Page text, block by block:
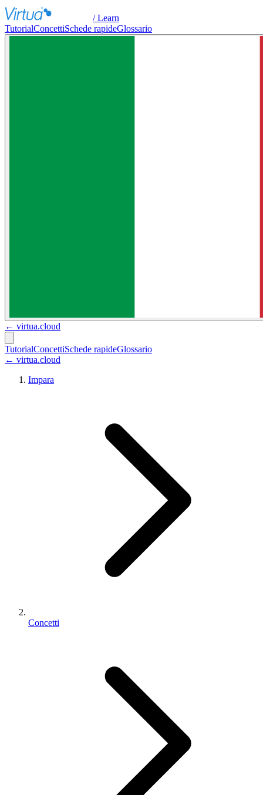
/ Learn
TutorialConcettiSchede rapideGlossario
← virtua.cloud
TutorialConcettiSchede rapideGlossario
← virtua.cloud
Impara
Concetti